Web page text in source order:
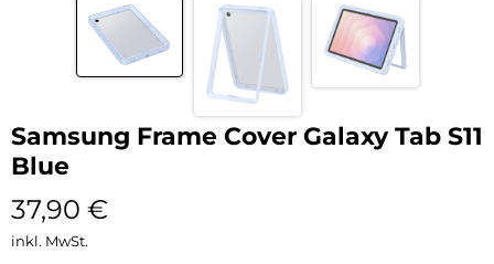
Samsung Frame Cover Galaxy Tab S11
Blue
37,90 €
inkl. MwSt.